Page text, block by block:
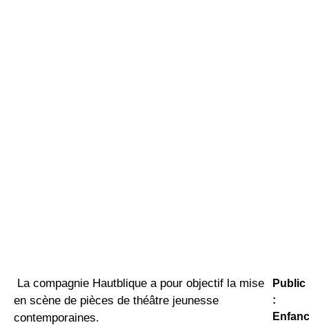
La compagnie Hautblique a pour objectif la mise
en scène de pièces de théâtre jeunesse
contemporaines.
Public
: